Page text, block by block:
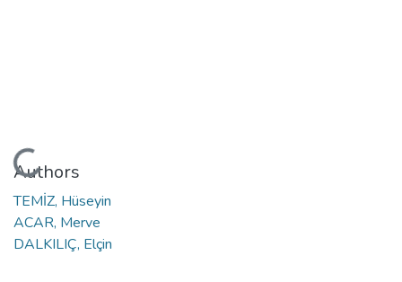
Loading...
Authors
TEMİZ, Hüseyin
ACAR, Merve
DALKILIÇ, Elçin